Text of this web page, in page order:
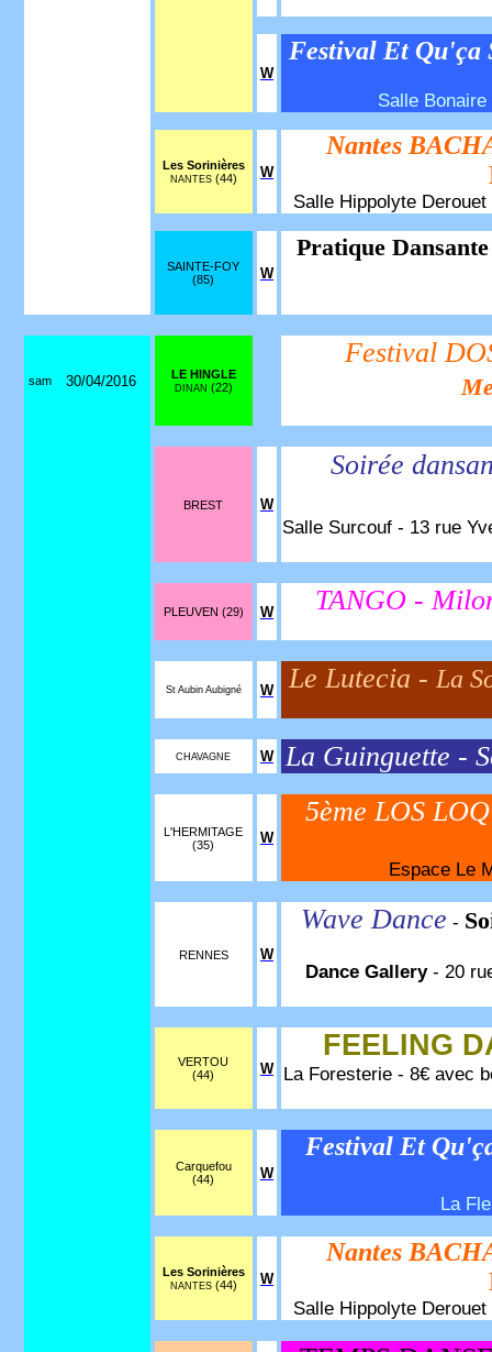
W
Festival Et Qu'ça
Salle
Les Sorinières
NANTES (44) W
Nantes
Salle Hippolyte
SAINTE-FOY
(85)
W
Pratique
sam 30/04/2016 LE HINGLE
DINAN (22)
Festival
BREST W
Soirée
Salle Surcouf - 13 rue
PLEUVEN (29) W TANGO -
St Aubin Aubigné W Le Lutecia - La
CHAVAGNE W La Guinguette -
L'HERMITAGE
(35)
W
5ème LOS
Espace Le
RENNES W
Wave Dance -
Dance Gallery- 20
VERTOU
(44)
W
FEELING
La Foresterie - 8€ avec
Carquefou
(44)
W
Festival Et
La
Les Sorinières
NANTES (44) W
Nantes
Salle Hippolyte